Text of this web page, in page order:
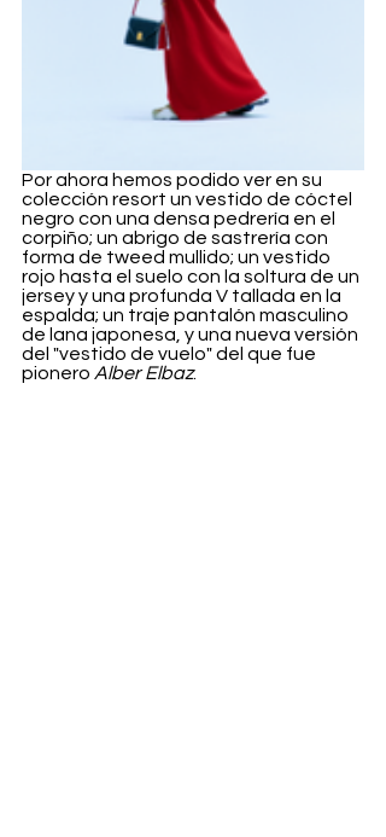
Por ahora hemos podido ver en su
colección resort un vestido de cóctel
negro con una densa pedrería en el
corpiño; un abrigo de sastrería con
forma de tweed mullido; un vestido
rojo hasta el suelo con la soltura de un
jersey y una profunda V tallada en la
espalda; un traje pantalón masculino
de lana japonesa, y una nueva versión
del "vestido de vuelo" del que fue
pionero Alber Elbaz.